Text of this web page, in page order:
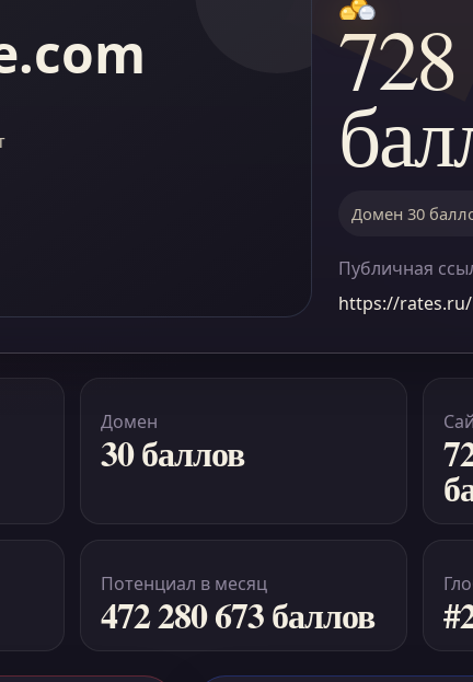
Домен 30
Публичная
https://rates.ru/
Домен
30 баллов
Потенциал в месяц
472 280 673 баллов